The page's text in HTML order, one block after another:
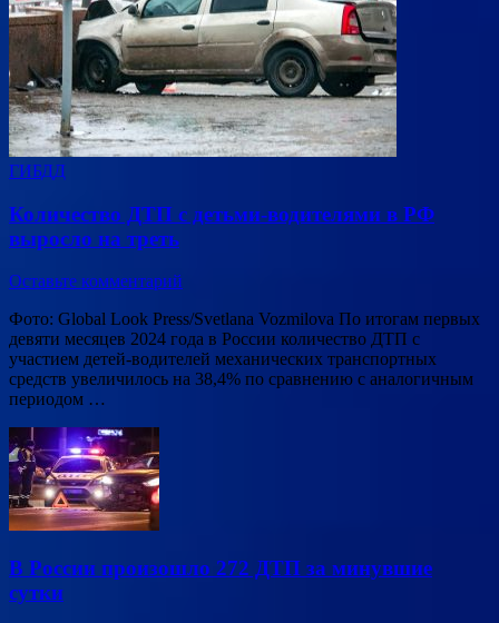
ГИБДД
Количество ДТП с детьми-водителями в РФ
выросло на треть
Оставьте комментарий
Фото: Global Look Press/Svetlana Vozmilova По итогам первых
девяти месяцев 2024 года в России количество ДТП с
участием детей-водителей механических транспортных
средств увеличилось на 38,4% по сравнению с аналогичным
периодом …
В России произошло 272 ДТП за минувшие
сутки